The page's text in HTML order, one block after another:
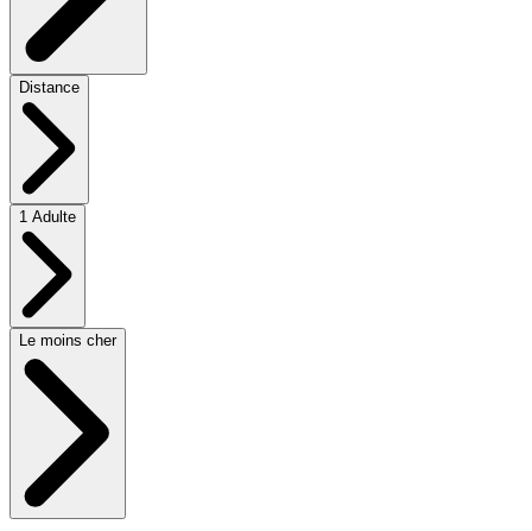
Distance
1 Adulte
Le moins cher